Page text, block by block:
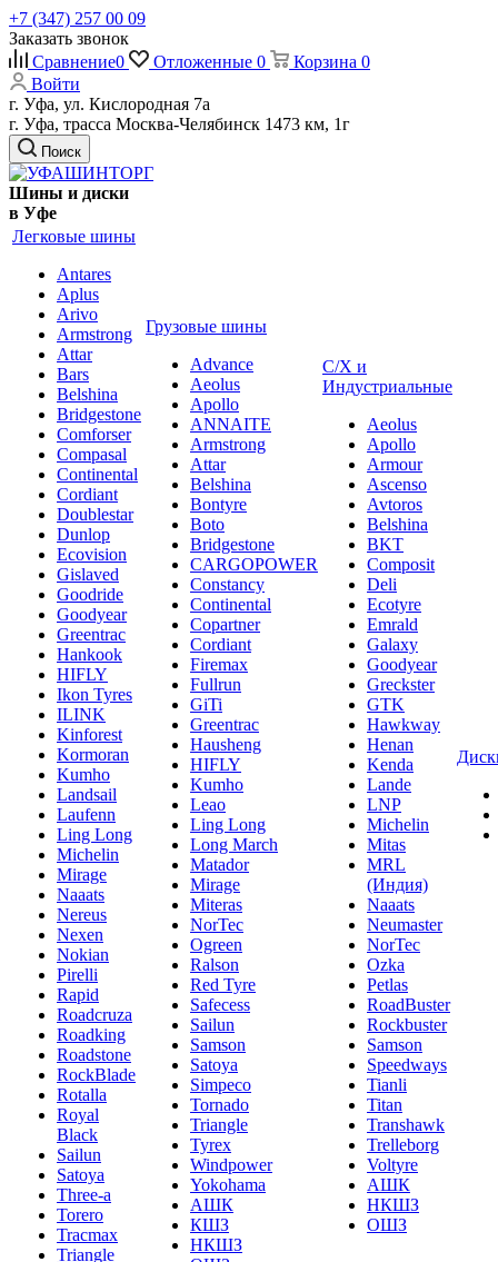
+7 (347) 257 00 09
Заказать звонок
Сравнение0 Отложенные 0 Корзина 0
Войти
г. Уфа, ул. Кислородная 7а
г. Уфа, трасса Москва-Челябинск 1473 км, 1г
Поиск
Шины и диски
в Уфе
Легковые шины
Antares
Aplus
Arivo
Armstrong
Attar
Bars
Belshina
Bridgestone
Comforser
Compasal
Continental
Cordiant
Doublestar
Dunlop
Ecovision
Gislaved
Goodride
Goodyear
Greentrac
Hankook
HIFLY
Ikon Tyres
ILINK
Kinforest
Kormoran
Kumho
Landsail
Laufenn
Ling Long
Michelin
Mirage
Naaats
Nereus
Nexen
Nokian
Pirelli
Rapid
Roadcruza
Roadking
Roadstone
RockBlade
Rotalla
Royal
Black
Sailun
Satoya
Three-a
Torero
Tracmax
Triangle
Грузовые шины
Advance
Aeolus
Apollo
ANNAITE
Armstrong
Attar
Belshina
Bontyre
Boto
Bridgestone
CARGOPOWER
Constancy
Continental
Copartner
Cordiant
Firemax
Fullrun
GiTi
Greentrac
Hausheng
HIFLY
Kumho
Leao
Ling Long
Long March
Matador
Mirage
Miteras
NorTec
Ogreen
Ralson
Red Tyre
Safecess
Sailun
Samson
Satoya
Simpeco
Tornado
Triangle
Tyrex
Windpower
Yokohama
АШК
КШЗ
НКШЗ
С/Х и
Индустриальные
Aeolus
Apollo
Armour
Ascenso
Avtoros
Belshina
BKT
Composit
Deli
Ecotyre
Emrald
Galaxy
Goodyear
Greckster
GTK
Hawkway
Henan
Kenda
Lande
LNP
Michelin
Mitas
MRL
(Индия)
Naaats
Neumaster
NorTec
Ozka
Petlas
RoadBuster
Rockbuster
Samson
Speedways
Tianli
Titan
Transhawk
Trelleborg
Voltyre
АШК
НКШЗ
ОШЗ